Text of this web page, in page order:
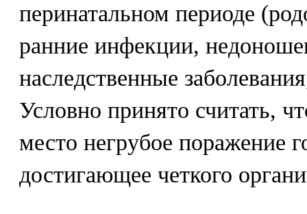
перинатальном периоде
ранние инфекции,
наследственные
Условно принято считать,
место негрубое поражение
достигающее четкого